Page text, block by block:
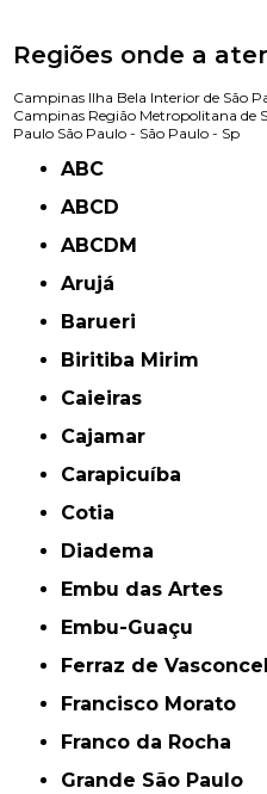
Regiões onde a
Campinas Ilha Bela Interior de São
Campinas Região Metropolitana de
Paulo São Paulo - São Paulo - Sp
ABC
ABCD
ABCDM
Arujá
Barueri
Biritiba Mirim
Caieiras
Cajamar
Carapicuíba
Cotia
Diadema
Embu das Artes
Embu-Guaçu
Ferraz de
Francisco Morato
Franco da Rocha
Grande São Paulo